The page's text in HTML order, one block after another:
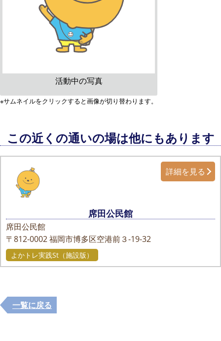
活動中の写真
※サムネイルをクリックすると画像が切り替わります。
この近くの通いの場は他にもあります
席田公民館
席田公民館
〒812-0002福岡市博多区空港前３-19-32
詳細を見る
よかトレ実践St（施設版）
一覧に戻る